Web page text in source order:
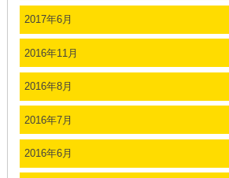
2017年6月
2016年11月
2016年8月
2016年7月
2016年6月